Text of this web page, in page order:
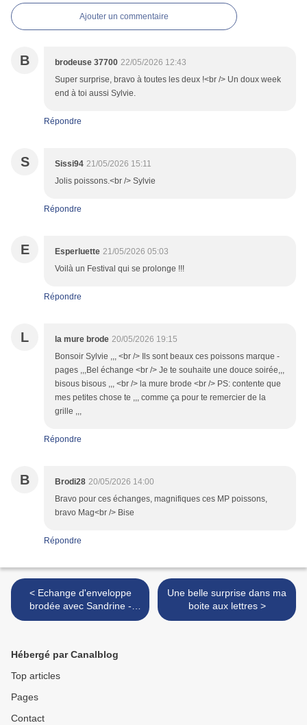
Ajouter un commentaire
B brodeuse 37700 22/05/2026 12:43
Super surprise, bravo à toutes les deux !<br /> Un doux week
end à toi aussi Sylvie.
Répondre
S Sissi94 21/05/2026 15:11
Jolis poissons.<br /> Sylvie
Répondre
E Esperluette 21/05/2026 05:03
Voilà un Festival qui se prolonge !!!
Répondre
L la mure brode 20/05/2026 19:15
Bonsoir Sylvie ,,, <br /> Ils sont beaux ces poissons marque -
pages ,,,Bel échange <br /> Je te souhaite une douce soirée,,,
bisous bisous ,,, <br /> la mure brode <br /> PS: contente que
mes petites chose te ,,, comme ça pour te remercier de la
grille ,,,
Répondre
B Brodi28 20/05/2026 14:00
Bravo pour ces échanges, magnifiques ces MP poissons,
bravo Mag<br /> Bise
Répondre
< Echange d'enveloppe
brodée avec Sandrine -
2026 1/4
Une belle surprise dans ma
boite aux lettres >
Hébergé par Canalblog
Top articles
Pages
Contact